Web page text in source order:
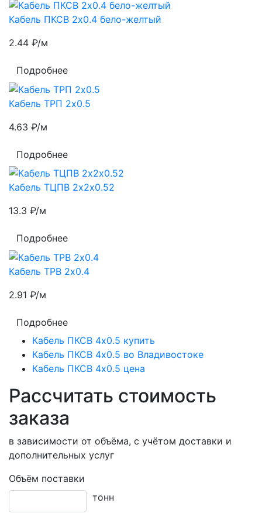
Кабель ПКСВ 2х0.4 бело-желтый
2.44 ₽/м
Подробнее
Кабель ТРП 2х0.5
4.63 ₽/м
Подробнее
Кабель ТЦПВ 2х2х0.52
13.3 ₽/м
Подробнее
Кабель ТРВ 2х0.4
2.91 ₽/м
Подробнее
Кабель ПКСВ 4х0.5 купить
Кабель ПКСВ 4х0.5 во Владивостоке
Кабель ПКСВ 4х0.5 цена
Рассчитать стоимость
заказа
в зависимости от объёма, с учётом доставки и
дополнительных услуг
Объём поставки
тонн